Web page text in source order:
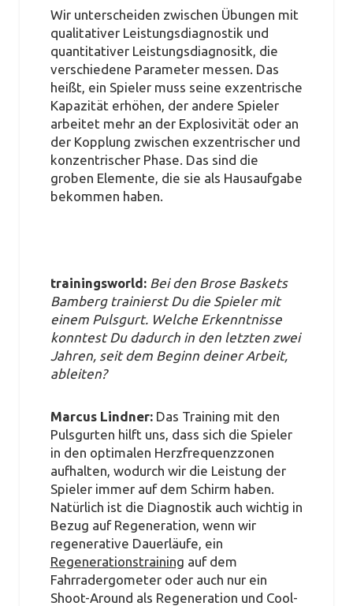
Wir unterscheiden zwischen Übungen mit
qualitativer Leistungsdiagnostik und
quantitativer Leistungsdiagnositk, die
verschiedene Parameter messen. Das
heißt, ein Spieler muss seine exzentrische
Kapazität erhöhen, der andere Spieler
arbeitet mehr an der Explosivität oder an
der Kopplung zwischen exzentrischer und
konzentrischer Phase. Das sind die
groben Elemente, die sie als Hausaufgabe
bekommen haben.
trainingsworld: Bei den Brose Baskets
Bamberg trainierst Du die Spieler mit
einem Pulsgurt. Welche Erkenntnisse
konntest Du dadurch in den letzten zwei
Jahren, seit dem Beginn deiner Arbeit,
ableiten?
Marcus Lindner: Das Training mit den
Pulsgurten hilft uns, dass sich die Spieler
in den optimalen Herzfrequenzzonen
aufhalten, wodurch wir die Leistung der
Spieler immer auf dem Schirm haben.
Natürlich ist die Diagnostik auch wichtig in
Bezug auf Regeneration, wenn wir
regenerative Dauerläufe, ein
Regenerationstraining auf dem
Fahrradergometer oder auch nur ein
Shoot-Around als Regeneration und Cool-